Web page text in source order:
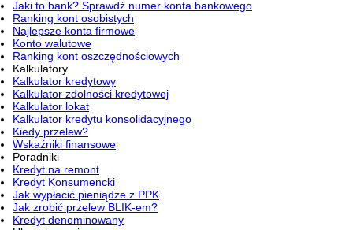
Jaki to bank? Sprawdź numer konta bankowego
Ranking kont osobistych
Najlepsze konta firmowe
Konto walutowe
Ranking kont oszczędnościowych
Kalkulatory
Kalkulator kredytowy
Kalkulator zdolności kredytowej
Kalkulator lokat
Kalkulator kredytu konsolidacyjnego
Kiedy przelew?
Wskaźniki finansowe
Poradniki
Kredyt na remont
Kredyt Konsumencki
Jak wypłacić pieniądze z PPK
Jak zrobić przelew BLIK-em?
Kredyt denominowany